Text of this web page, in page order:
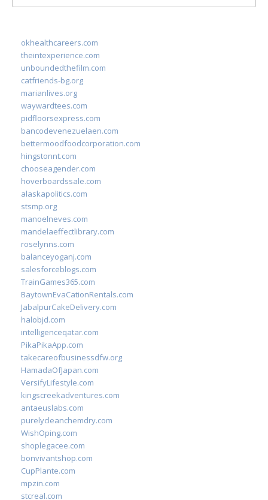
for:
okhealthcareers.com
theintexperience.com
unboundedthefilm.com
catfriends-bg.org
marianlives.org
waywardtees.com
pidfloorsexpress.com
bancodevenezuelaen.com
bettermoodfoodcorporation.com
hingstonnt.com
chooseagender.com
hoverboardssale.com
alaskapolitics.com
stsmp.org
manoelneves.com
mandelaeffectlibrary.com
roselynns.com
balanceyoganj.com
salesforceblogs.com
TrainGames365.com
BaytownEvaCationRentals.com
JabalpurCakeDelivery.com
halobjd.com
intelligenceqatar.com
PikaPikaApp.com
takecareofbusinessdfw.org
HamadaOfJapan.com
VersifyLifestyle.com
kingscreekadventures.com
antaeuslabs.com
purelycleanchemdry.com
WishOping.com
shoplegacee.com
bonvivantshop.com
CupPlante.com
mpzin.com
stcreal.com